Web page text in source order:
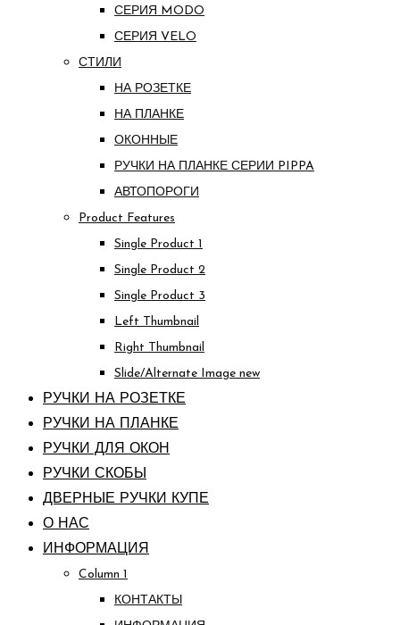
СЕРИЯ MODO
СЕРИЯ VELO
СТИЛИ
НА РОЗЕТКЕ
НА ПЛАНКЕ
ОКОННЫЕ
РУЧКИ НА ПЛАНКЕ СЕРИИ PIPPA
АВТОПОРОГИ
Product Features
Single Product 1
Single Product 2
Single Product 3
Left Thumbnail
Right Thumbnail
Slide/Alternate Image new
РУЧКИ НА РОЗЕТКЕ
РУЧКИ НА ПЛАНКЕ
РУЧКИ ДЛЯ ОКОН
РУЧКИ СКОБЫ
ДВЕРНЫЕ РУЧКИ КУПЕ
О НАС
ИНФОРМАЦИЯ
Column 1
КОНТАКТЫ